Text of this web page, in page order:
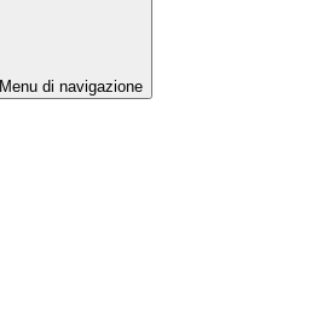
Menu di navigazione